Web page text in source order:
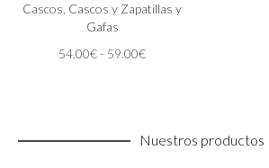
Las
Cascos, Cascos y Zapatillas y
Gafas
54.00€- 59.00€Rango
hasta
Nuestros productos